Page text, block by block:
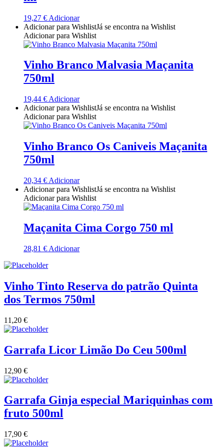
Quinta Do Regueiro - Região Vinhos Verdes
Quinta Do Rogel Algarve
Quinta do Sobreiró Trás-os -Montes
Quinta Do Ventozelo - Douro
Quinta Dos Termos - Beira Interior
Quinta José Rodrigues - Humanitas
Rego Wines Beira interior
Só Vinha
Torre de Palma Alentejo
Vinho na Talha
Vinhos Nunes Mata - Lisboa
19,27 € Adicionar
Adicionar para WishlistJá se encontra na Wishlist
Adicionar para Wishlist
Vinho Branco Malvasia Maçanita
750ml
19,44 € Adicionar
Adicionar para WishlistJá se encontra na Wishlist
Adicionar para Wishlist
Vinho Branco Os Caniveis Maçanita
750ml
20,34 € Adicionar
Adicionar para WishlistJá se encontra na Wishlist
Adicionar para Wishlist
Maçanita Cima Corgo 750 ml
28,81 € Adicionar
Vinho Tinto Reserva do patrão Quinta
dos Termos 750ml
11,20 €
Garrafa Licor Limão Do Ceu 500ml
12,90 €
Garrafa Ginja especial Mariquinhas com
fruto 500ml
17,90 €